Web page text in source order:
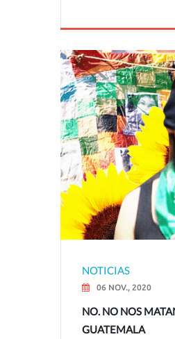
NOTICIAS
06 NOV., 2020
NO. NO NOS
GUATEMALA